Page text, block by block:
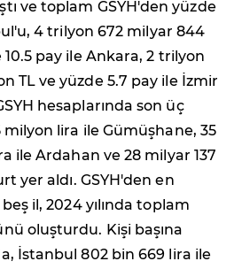
ve toplam GSYH'den yüzde
4 trilyon 672 milyar 844
pay ile Ankara, 2 trilyon
TL ve yüzde 5.7 pay ile İzmir
hesaplarında son üç
milyon lira ile Gümüşhane, 35
ile Ardahan ve 28 milyar 137
yer aldı. GSYH'den en
il, 2024 yılında toplam
oluşturdu. Kişi başına
İstanbul 802 bin 669 lira ile